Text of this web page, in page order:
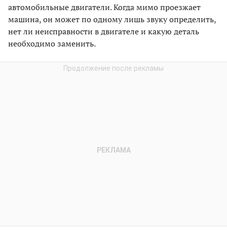
автомобильные двигатели. Когда мимо проезжает
машина, он может по одному лишь звуку определить,
нет ли неисправности в двигателе и какую деталь
необходимо заменить.